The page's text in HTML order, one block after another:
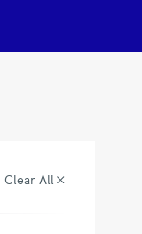
Clear All